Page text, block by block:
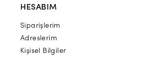
HESABIM
Siparişlerim
Adreslerim
Kişisel Bilgiler